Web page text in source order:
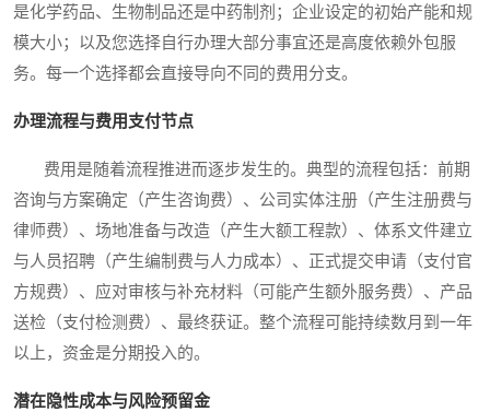
是化学药品、生物制品还是中药制剂；企业设定的初始产能和规
模大小；以及您选择自行办理大部分事宜还是高度依赖外包服
务。每一个选择都会直接导向不同的费用分支。
办理流程与费用支付节点
费用是随着流程推进而逐步发生的。典型的流程包括：前期
咨询与方案确定（产生咨询费）、公司实体注册（产生注册费与
律师费）、场地准备与改造（产生大额工程款）、体系文件建立
与人员招聘（产生编制费与人力成本）、正式提交申请（支付官
方规费）、应对审核与补充材料（可能产生额外服务费）、产品
送检（支付检测费）、最终获证。整个流程可能持续数月到一年
以上，资金是分期投入的。
潜在隐性成本与风险预留金